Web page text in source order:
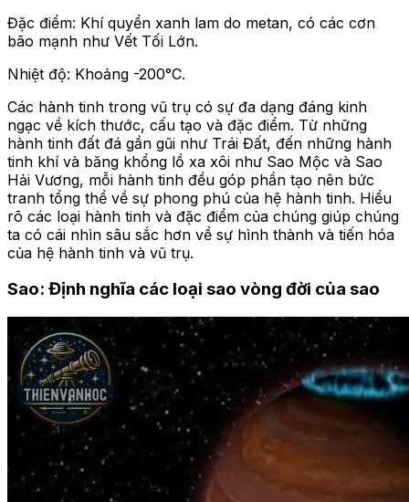
Đặc điểm: Khí quyển xanh lam do metan, có các cơn
bão mạnh như Vết Tối Lớn.
Nhiệt độ: Khoảng -200°C.
Các hành tinh trong vũ trụ có sự đa dạng đáng kinh
ngạc về kích thước, cấu tạo và đặc điểm. Từ những
hành tinh đất đá gần gũi như Trái Đất, đến những hành
tinh khí và băng khổng lồ xa xôi như Sao Mộc và Sao
Hải Vương, mỗi hành tinh đều góp phần tạo nên bức
tranh tổng thể về sự phong phú của hệ hành tinh. Hiểu
rõ các loại hành tinh và đặc điểm của chúng giúp chúng
ta có cái nhìn sâu sắc hơn về sự hình thành và tiến hóa
của hệ hành tinh và vũ trụ.
Sao: Định nghĩa các loại sao vòng đời của sao